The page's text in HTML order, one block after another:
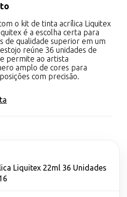
o kit de tinta acrílica Liquitex
é a escolha certa para
de qualidade superior em um
reúne 36 unidades de
permite ao artista
amplo de cores para
com precisão.
Liquitex 22ml 36 Unidades